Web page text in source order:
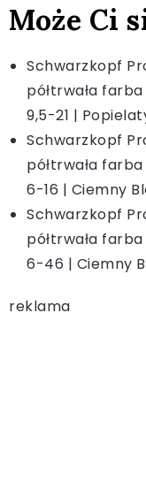
Może Ci
Schwarzkopf
półtrwała
9,5-21 |
Schwarzkopf
półtrwała
6-16 | Ciemny
Schwarzkopf
półtrwała
6-46 | Ciemny
reklama